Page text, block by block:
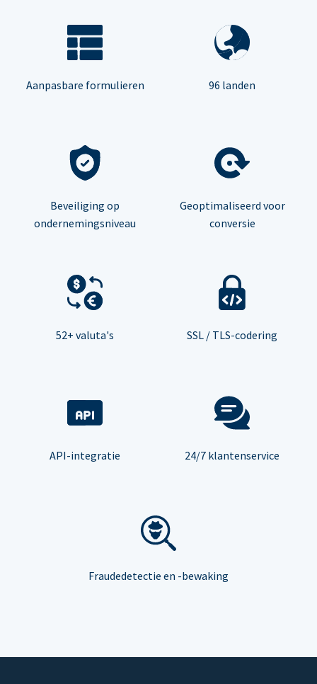
Aanpasbare formulieren 96 landen
Beveiliging op
ondernemingsniveau
Geoptimaliseerd voor
conversie
52+ valuta's SSL / TLS-codering
API-integratie 24/7 klantenservice
Fraudedetectie en -bewaking